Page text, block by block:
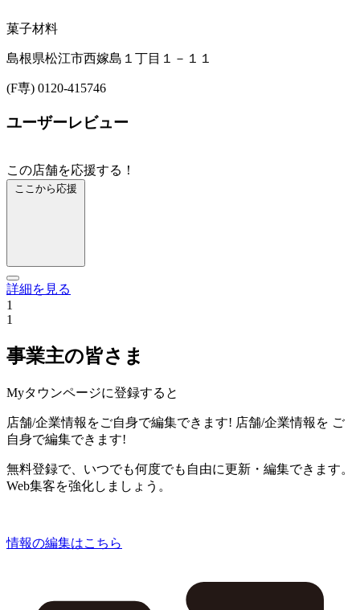
菓子材料
島根県松江市西嫁島１丁目１－１１
(F専) 0120-415746
ユーザーレビュー
この店舗を応援する！
ここから応援
詳細を見る
1
1
事業主の皆さま
Myタウンページに登録すると
店舗/企業情報をご自身で編集できます! 店舗/企業情報を ご
自身で編集できます!
無料登録で、いつでも何度でも自由に更新・編集できます。
Web集客を強化しましょう。
情報の編集はこちら